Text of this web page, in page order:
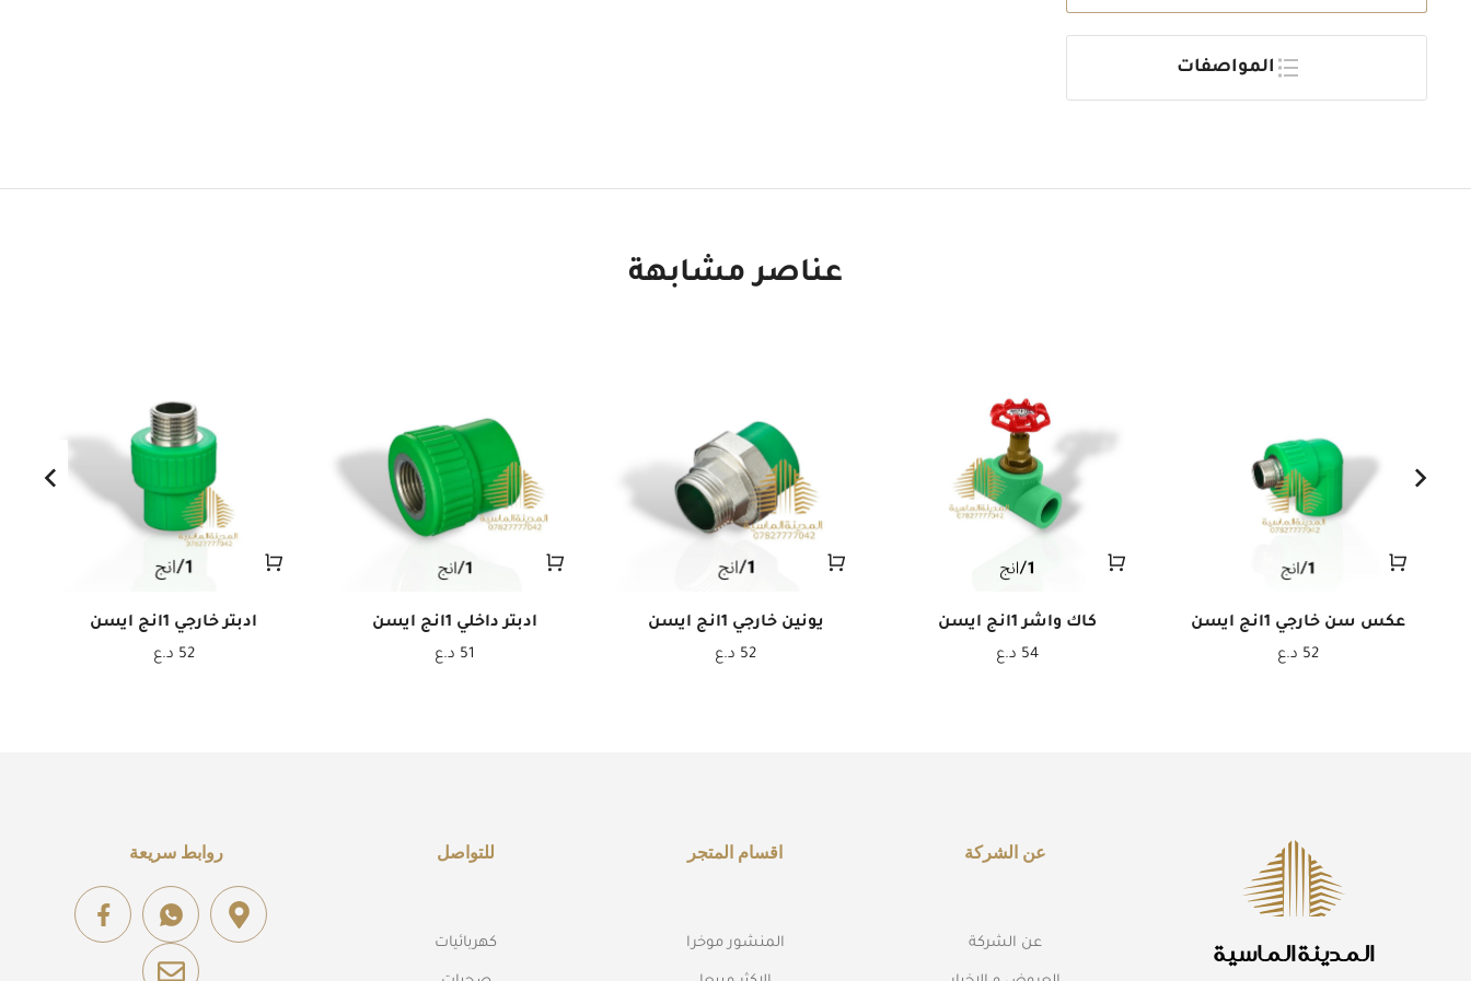
المواصفات
عناصر مشابهة
عكس سن خارجي 1انج ايسن
52 د.ع
كاك واشر 1انج ايسن
54 د.ع
يونين خارجي 1انج ايسن
52 د.ع
ادبتر داخلي 1انج ايسن
51 د.ع
ادبتر خارجي 1انج ايسن
52 د.ع
المدينة الماسية
عن الشركة
عن الشركة
اقسام المتجر
المنشور موخرا
للتواصل
كهربائيات
روابط سريعة